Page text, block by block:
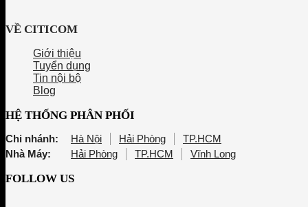
VỀ CITICOM
Giới thiệu
Tuyển dụng
Tin nội bộ
Blog
HỆ THỐNG PHÂN PHỐI
Chi nhánh: Hà Nội Hải Phòng
TP.HCM
Nhà Máy:
Hải Phòng TP.HCM Vĩnh Long
FOLLOW US